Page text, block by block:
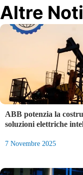
Altre
ABB potenzia la
soluzioni elettriche
7 Novembre 2025